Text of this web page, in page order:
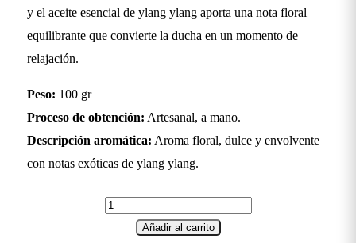
y el aceite esencial de ylang ylang aporta una nota floral
equilibrante que convierte la ducha en un momento de
relajación.
Peso: 100 gr
Proceso de obtención: Artesanal, a mano.
Descripción aromática: Aroma floral, dulce y envolvente
con notas exóticas de ylang ylang.
Añadir al carrito